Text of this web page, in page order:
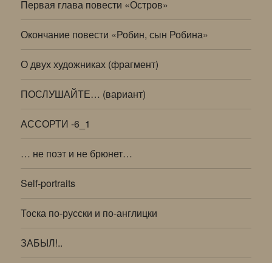
Первая глава повести «Остров»
Окончание повести «Робин, сын Робина»
О двух художниках (фрагмент)
ПОСЛУШАЙТЕ… (вариант)
АССОРТИ -6_1
… не поэт и не брюнет…
Self-portraits
Тоска по-русски и по-англицки
ЗАБЫЛ!..